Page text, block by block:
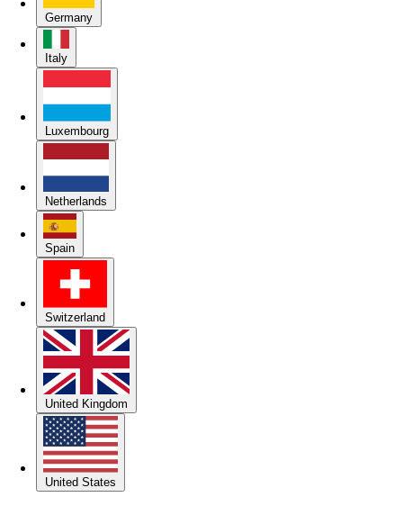
Germany
Italy
Luxembourg
Netherlands
Spain
Switzerland
United Kingdom
United States